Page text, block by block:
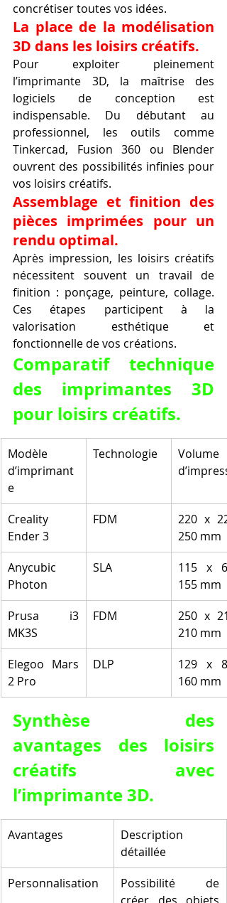
concrétiser toutes vos idées.
La place de la modélisation
3D dans les loisirs créatifs.
Pour exploiter pleinement
l’imprimante 3D, la maîtrise des
logiciels de conception est
indispensable. Du débutant au
professionnel, les outils comme
Tinkercad, Fusion 360 ou Blender
ouvrent des possibilités infinies pour
vos loisirs créatifs.
Assemblage et finition des
pièces imprimées pour un
rendu optimal.
Après impression, les loisirs créatifs
nécessitent souvent un travail de
finition : ponçage, peinture, collage.
Ces étapes participent à la
valorisation esthétique et
fonctionnelle de vos créations.
Comparatif technique
des imprimantes 3D
pour loisirs créatifs.
Modèle
d’imprimant
e
Technologie
Volume
Creality
Ender 3
FDM
220 x
250 mm
Anycubic
Photon
SLA
115 x
155 mm
Prusa i3
MK3S
FDM
250 x
210 mm
Elegoo Mars
2 Pro
DLP
129 x
160 mm
Synthèse des
avantages des loisirs
créatifs avec
l’imprimante 3D.
Avantages
Description
détaillée
Personnalisation
Possibilité de